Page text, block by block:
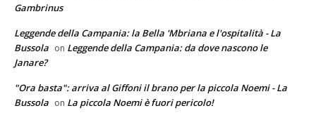
Gambrinus
Leggende della Campania: la Bella 'Mbriana e l'ospitalità - La
Bussola on Leggende della Campania: da dove nascono le
Janare?
"Ora basta": arriva al Giffoni il brano per la piccola Noemi - La
Bussola on La piccola Noemi è fuori pericolo!